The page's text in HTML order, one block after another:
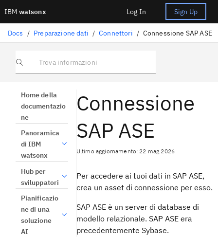
IBM watsonx Log In Sign Up
Docs / Preparazione dati / Connettori / Connessione SAP ASE
Trova informazioni
Home della
documentazio
ne
Panoramica
di IBM
watsonx
Hub per
sviluppatori
Pianificazio
ne di una
soluzione
AI
Connessione
SAP ASE
Ultimo aggiornamento: 22 mag 2026
Per accedere ai tuoi dati in SAP ASE,
crea un asset di connessione per esso.
SAP ASE è un server di database di
modello relazionale. SAP ASE era
precedentemente Sybase.